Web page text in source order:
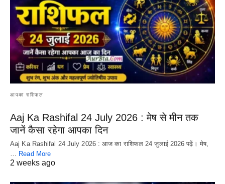
आपका राशिफल
Aaj Ka Rashifal 24 July 2026 : मेष से मीन तक
जानें कैसा रहेगा आपका दिन
Aaj Ka Rashifal 24 July 2026 : आज का राशिफल 24 जुलाई 2026 पढ़ें। मेष,
Read More
2 weeks ago